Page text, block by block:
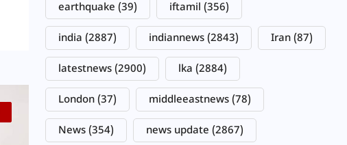
earthquake (39) iftamil (356)
india (2887) indiannews (2843) Iran (87)
latestnews (2900) lka (2884)
London (37) middleeastnews (78)
News (354) news update (2867)